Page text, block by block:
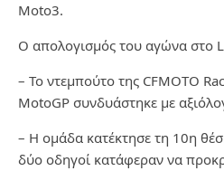
Moto3.
Ο απολογισμός του αγώνα στο
– Το ντεμπούτο της CFMOTO
MotoGP συνδυάστηκε με
– Η ομάδα κατέκτησε τη 10η
δύο οδηγοί κατάφεραν να